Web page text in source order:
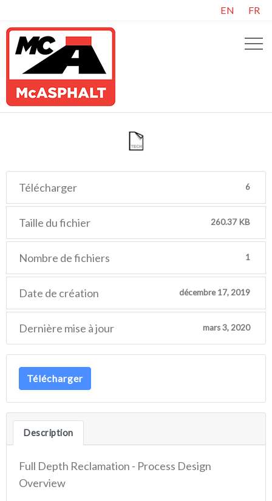
EN FR
Télécharger 6
Taille du fichier 260.37 KB
Nombre de fichiers 1
Date de création décembre 17, 2019
Dernière mise à jour mars 3, 2020
Télécharger
Description
Full Depth Reclamation - Process Design
Overview